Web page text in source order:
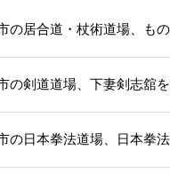
の居合道・杖術道場、も
の剣道道場、下妻剣志舘を
の日本拳法道場、日本拳